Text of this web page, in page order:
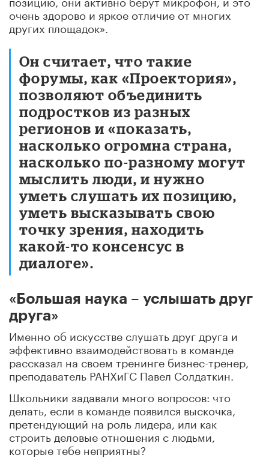
очень здорово и яркое отличие от многих
других площадок».
Он считает, что такие
форумы, как «Проектория»,
позволяют объединить
подростков из разных
регионов и «показать,
насколько огромна страна,
насколько по-разному могут
мыслить люди, и нужно
уметь слушать их позицию,
уметь высказывать свою
точку зрения, находить
какой-то консенсус в
диалоге».
«Большая наука – услышать друг
друга»
Именно об искусстве слушать друг друга и
эффективно взаимодействовать в команде
рассказал на своем тренинге бизнес-тренер,
преподаватель РАНХиГС Павел Солдаткин.
Школьники задавали много вопросов: что
делать, если в команде появился выскочка,
претендующий на роль лидера, или как
строить деловые отношения с людьми,
которые тебе неприятны?